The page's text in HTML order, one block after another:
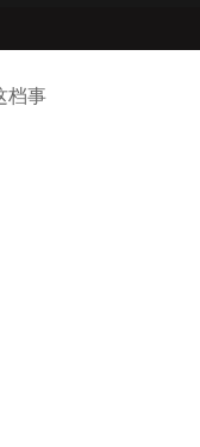
档事